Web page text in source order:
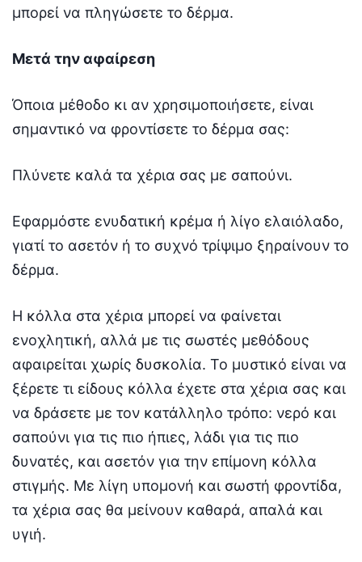
μπορεί να πληγώσετε το δέρμα.
Μετά την αφαίρεση
Όποια μέθοδο κι αν χρησιμοποιήσετε, είναι
σημαντικό να φροντίσετε το δέρμα σας:
Πλύνετε καλά τα χέρια σας με σαπούνι.
Εφαρμόστε ενυδατική κρέμα ή λίγο ελαιόλαδο,
γιατί το ασετόν ή το συχνό τρίψιμο ξηραίνουν το
δέρμα.
Η κόλλα στα χέρια μπορεί να φαίνεται
ενοχλητική, αλλά με τις σωστές μεθόδους
αφαιρείται χωρίς δυσκολία. Το μυστικό είναι να
ξέρετε τι είδους κόλλα έχετε στα χέρια σας και
να δράσετε με τον κατάλληλο τρόπο: νερό και
σαπούνι για τις πιο ήπιες, λάδι για τις πιο
δυνατές, και ασετόν για την επίμονη κόλλα
στιγμής. Με λίγη υπομονή και σωστή φροντίδα,
τα χέρια σας θα μείνουν καθαρά, απαλά και
υγιή.